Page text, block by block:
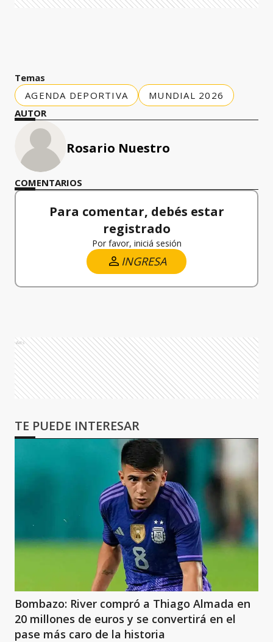
Temas
AGENDA DEPORTIVA
MUNDIAL 2026
AUTOR
Rosario Nuestro
COMENTARIOS
Para comentar, debés estar
registrado
Por favor, iniciá sesión
INGRESA
Ads
TE PUEDE INTERESAR
Bombazo: River compró a Thiago Almada en
20 millones de euros y se convertirá en el
pase más caro de la historia